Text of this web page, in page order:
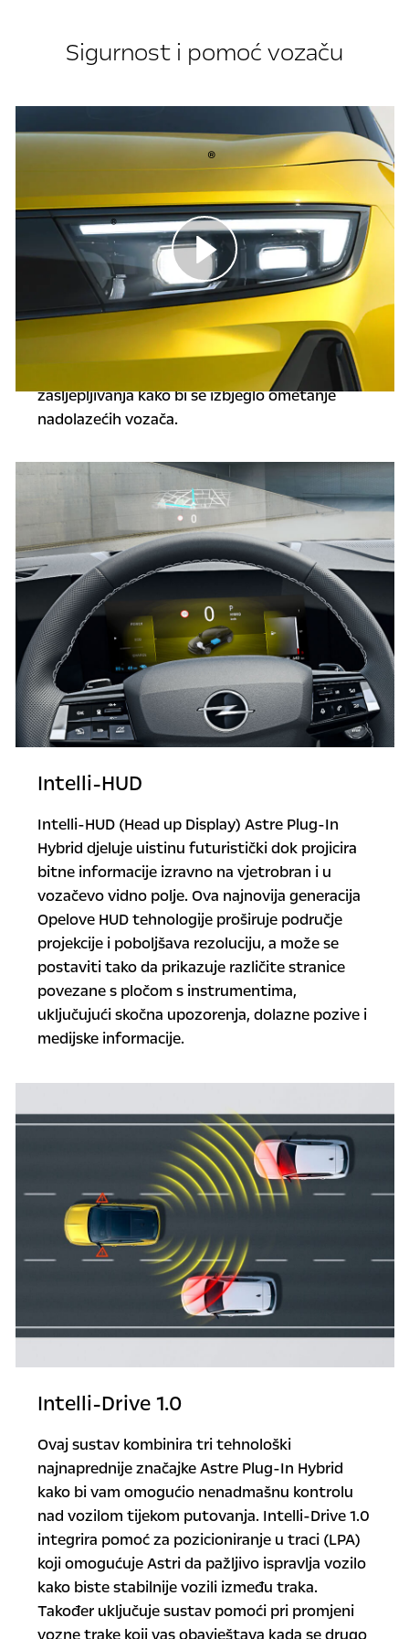
Sigurnost i pomoć vozaču
Svjetla Intelli-Lux®pixel
Astra Plug-In Hybrid ima najnovija svjetla
Intelli-Lux®Pixel. Novi i poboljšani sustav
predstavlja ogroman korak naprijed u
tehnologiji prednjih svjetala, veći čak i od
prethodnih generacija sustava IntelliLux.
Radikalno poboljšava vidljivost zahvaljujući 168
pojedinačno prilagodljivih LED-segmenata koji
zajedno čine trajni snop dugih svjetala bez
zasljepljivanja kako bi se izbjeglo ometanje
nadolazećih vozača.
Intelli-HUD
Intelli-HUD (Head up Display) Astre Plug-In
Hybrid djeluje uistinu futuristički dok projicira
bitne informacije izravno na vjetrobran i u
vozačevo vidno polje. Ova najnovija generacija
Opelove HUD tehnologije proširuje područje
projekcije i poboljšava rezoluciju, a može se
postaviti tako da prikazuje različite stranice
povezane s pločom s instrumentima,
uključujući skočna upozorenja, dolazne pozive i
medijske informacije.
Intelli-Drive 1.0
Ovaj sustav kombinira tri tehnološki
najnaprednije značajke Astre Plug-In Hybrid
kako bi vam omogućio nenadmašnu kontrolu
nad vozilom tijekom putovanja. Intelli-Drive 1.0
integrira pomoć za pozicioniranje u traci (LPA)
koji omogućuje Astri da pažljivo ispravlja vozilo
kako biste stabilnije vozili između traka.
Također uključuje sustav pomoći pri promjeni